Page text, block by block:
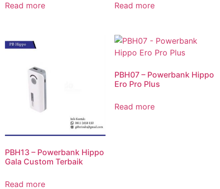
Read more Read more
PBH13 – Powerbank Hippo
Gala Custom Terbaik
Read more
PBH07 – Powerbank Hippo
Ero Pro Plus
Read more